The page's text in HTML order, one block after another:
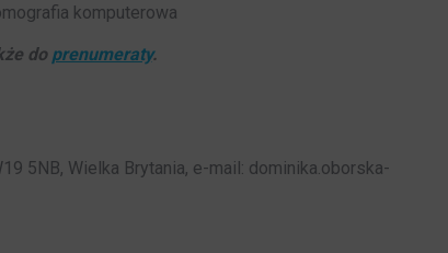
komputerowa
do prenumeraty.
5NB, Wielka Brytania, e-mail: dominika.oborska-